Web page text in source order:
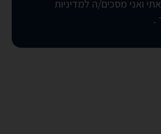
ואני מסכים/ה למדיניות
.